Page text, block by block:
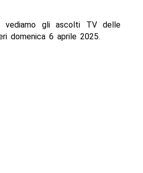
vediamo gli ascolti TV delle
domenica 6 aprile 2025.